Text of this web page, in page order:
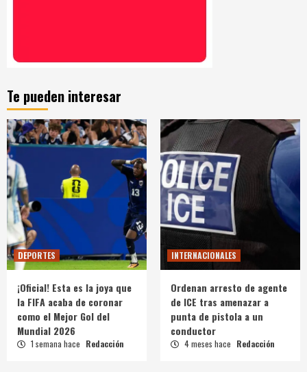
Te pueden interesar
DEPORTES
¡Oficial! Esta es la joya que
la FIFA acaba de coronar
como el Mejor Gol del
Mundial 2026
1 semana hace Redacción
INTERNACIONALES
Ordenan arresto de agente
de ICE tras amenazar a
punta de pistola a un
conductor
4 meses hace Redacción